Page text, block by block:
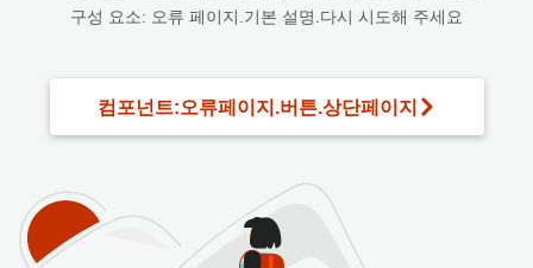
구성 요소: 오류 페이지.기본 설명.다시 시도해 주세요
컴포넌트:오류페이지.버튼.상단페이지